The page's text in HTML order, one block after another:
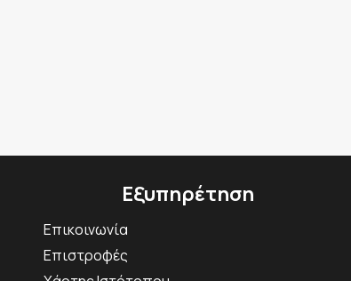
Εξυπηρέτηση
Επικοινωνία
Επιστροφές